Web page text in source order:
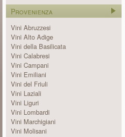
Provenienza
Vini Abruzzesi
Vini Alto Adige
Vini della Basilicata
Vini Calabresi
Vini Campani
Vini Emiliani
Vini del Friuli
Vini Laziali
Vini Liguri
Vini Lombardi
Vini Marchigiani
Vini Molisani